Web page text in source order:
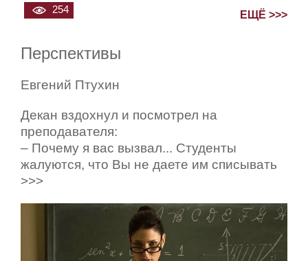
254 ЕЩЁ >>>
Перспективы
Евгений Птухин
Декан вздохнул и посмотрел на
преподавателя:
– Почему я вас вызвал... Студенты
жалуются, что Вы не даете им списывать
>>>